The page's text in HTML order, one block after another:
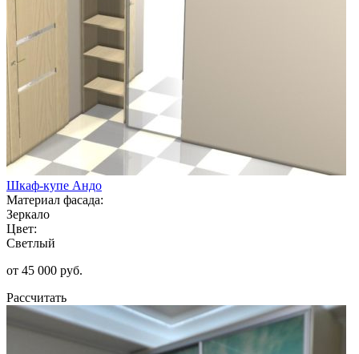
Шкаф-купе Андо
Материал фасада:
Зеркало
Цвет:
Светлый
от 45 000 руб.
Рассчитать